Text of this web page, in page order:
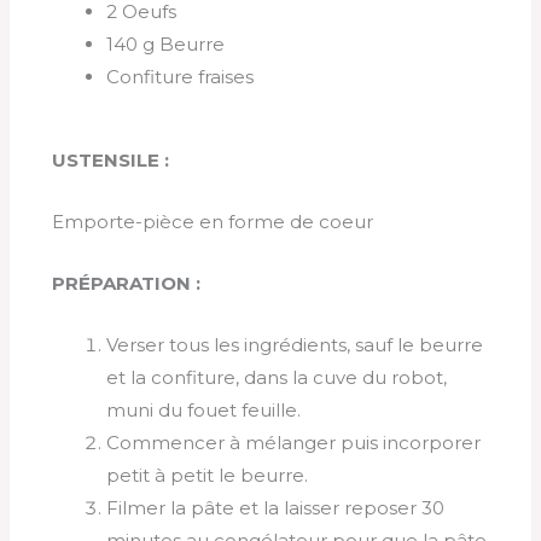
2 Oeufs
140 g Beurre
Confiture fraises
USTENSILE :
Emporte-pièce en forme de coeur
PRÉPARATION :
Verser tous les ingrédients, sauf le beurre
et la confiture, dans la cuve du robot,
muni du fouet feuille.
Commencer à mélanger puis incorporer
petit à petit le beurre.
Filmer la pâte et la laisser reposer 30